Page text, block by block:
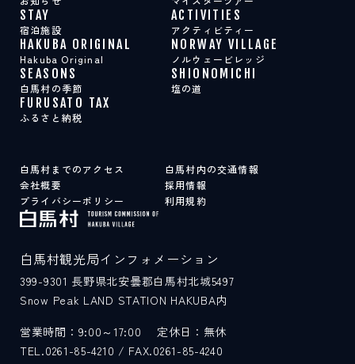
STAY
宿泊施設
ACTIVITIES
アクティビティー
HAKUBA ORIGINAL
Hakuba Original
NORWAY VILLAGE
ノルウェービレッジ
SEASONS
白馬村の季節
SHIONOMICHI
塩の道
FURUSATO TAX
ふるさと納税
白馬村までのアクセス
白馬村内の交通情報
会社概要
採用情報
プライバシーポリシー
利用規約
白馬村観光局インフォメーション
399-9301 長野県北安曇郡白馬村北城5497
Snow Peak LAND STATION HAKUBA内
営業時間：9:00～17:00
定休日：無休
TEL.0261-85-4210 / FAX.0261-85-4240